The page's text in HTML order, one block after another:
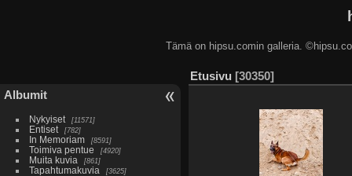
Tämä on hipsu.comin galleria.
Albumit
Nykyiset 11571
Entiset 782
In Memoriam 8591
Toimiva pentue 4920
Muita kuvia 861
Tapahtumakuvia 3625
Etusivu 30350